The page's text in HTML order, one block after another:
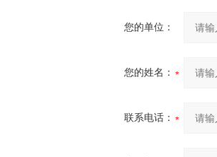
您的单位：
您的姓名：
联系电话：